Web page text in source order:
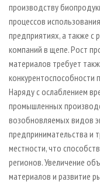
производству
процессов
предприятиях, а также с
компаний в щепе. Рост
материалов требует
конкурентоспособности
Наряду с ослаблением
промышленных
возобновляемых видов
предпринимательства и
местности, что
регионов. Увеличение
материалов и развитие